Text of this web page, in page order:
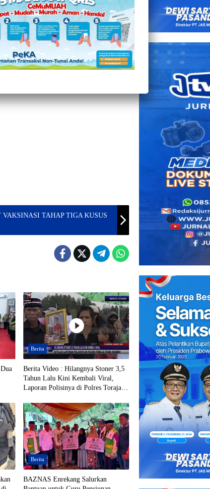
TAHAP TIGA KUSUS
Berita
Berita Video : Hilangnya Stoner 3,5
Tahun Lalu Kini Kembali Viral,
Laporan Polisinya di Polres Toraja
Berita
BAZNAS Enrekang Salurkan